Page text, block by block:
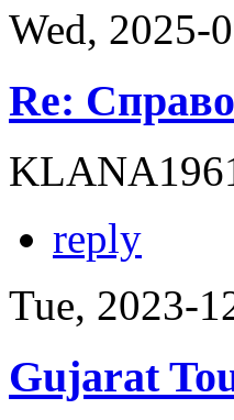
Wed, 2025-
Re:
reply
Tue, 2023-
Gujarat